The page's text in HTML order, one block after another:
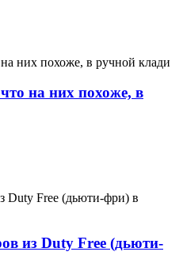
на них похоже, в
из Duty Free (дьюти-